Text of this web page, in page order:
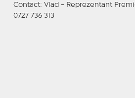
Contact: Vlad - Reprezentant
0727 736 313